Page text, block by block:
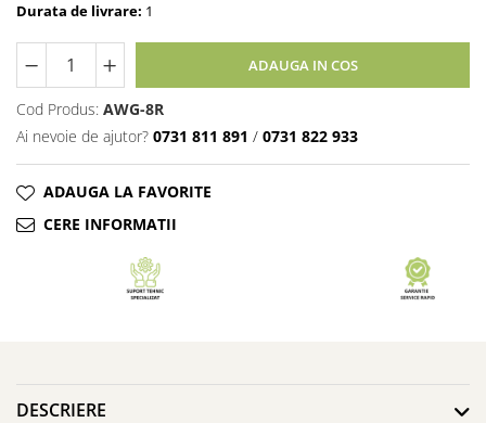
Durata de livrare: 1
ADAUGA IN COS
Cod Produs: AWG-8R
Ai nevoie de ajutor? 0731 811 891 / 0731 822 933
ADAUGA LA FAVORITE
CERE INFORMATII
DESCRIERE